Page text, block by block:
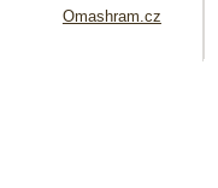
Omashram.cz